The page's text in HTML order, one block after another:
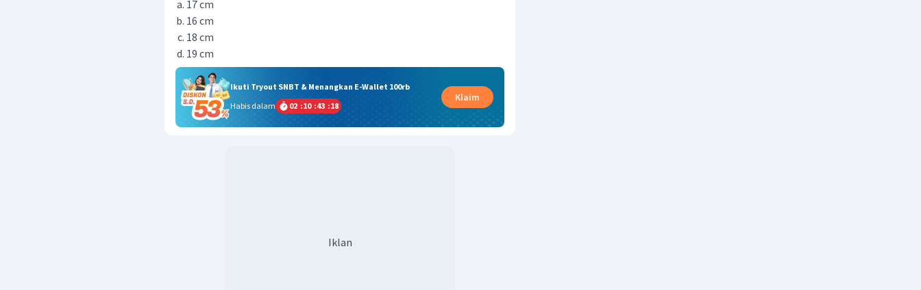
17 cm
16 cm
18 cm
19 cm
Ikuti Tryout SNBT & Menangkan E-Wallet 100rb
Habis dalam
02 :10 :43 :17
Klaim
Iklan